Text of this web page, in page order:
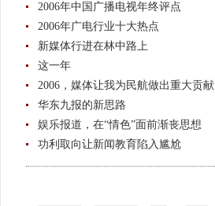
2006年中国广播电视年终评点
2006年广电行业十大热点
新媒体行进在林中路上
这一年
2006，媒体让我为民航做出重大贡献
华东九报的新思路
娱乐报道，在“情色”面前渐丧思想
功利取向让新闻教育陷入尴尬